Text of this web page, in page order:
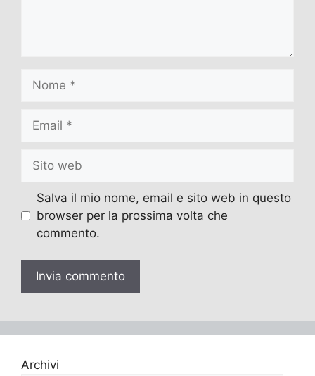
web
Salva il mio nome, email e sito web in questo
browser per la prossima volta che
commento.
Archivi